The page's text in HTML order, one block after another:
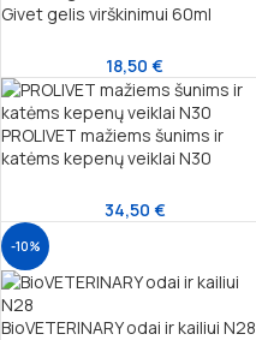
Givet gelis virškinimui 60ml
18,50€
PROLIVET mažiems šunims ir
katėms kepenų veiklai N30
34,50 €
-10%
BioVETERINARY odai ir kailiui N28